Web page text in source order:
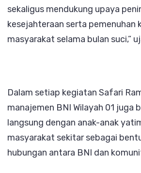
sekaligus mendukung upaya
kesejahteraan serta pemenuhan
masyarakat selama bulan suci,”
Dalam setiap kegiatan Safari
manajemen BNI Wilayah 01 juga
langsung dengan anak-anak
masyarakat sekitar sebagai
hubungan antara BNI dan